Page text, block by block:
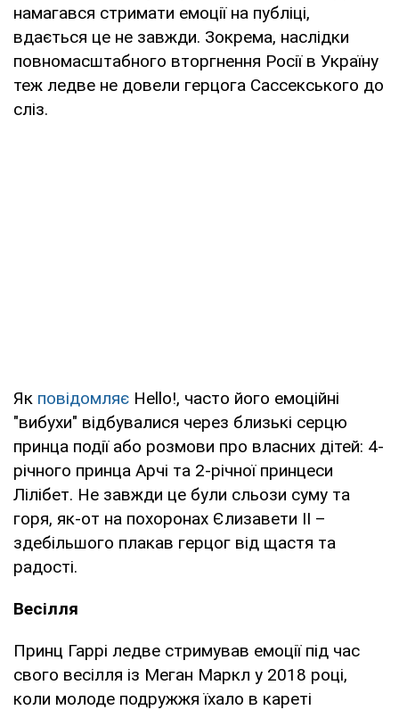
намагався стримати емоції на публіці,
вдається це не завжди. Зокрема, наслідки
повномасштабного вторгнення Росії в Україну
теж ледве не довели герцога Сассекського до
сліз.
Як повідомляє Hello!, часто його емоційні
"вибухи" відбувалися через близькі серцю
принца події або розмови про власних дітей: 4-
річного принца Арчі та 2-річної принцеси
Лілібет. Не завжди це були сльози суму та
горя, як-от на похоронах Єлизавети II –
здебільшого плакав герцог від щастя та
радості.
Весілля
Принц Гаррі ледве стримував емоції під час
свого весілля із Меган Маркл у 2018 році,
коли молоде подружжя їхало в кареті